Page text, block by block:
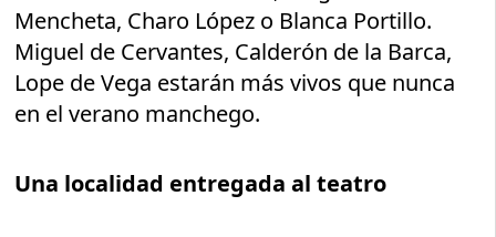
Mencheta, Charo López o Blanca Portillo.
Miguel de Cervantes, Calderón de la Barca,
Lope de Vega estarán más vivos que nunca
en el verano manchego.
Una localidad entregada al teatro